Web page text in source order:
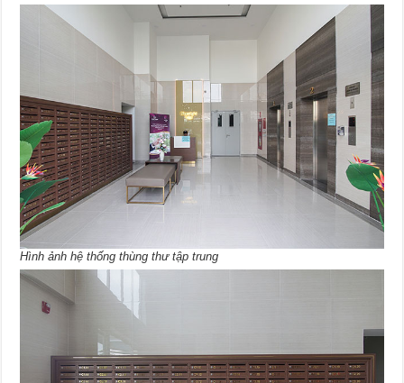
Hình ảnh hệ thống thùng thư tập trung